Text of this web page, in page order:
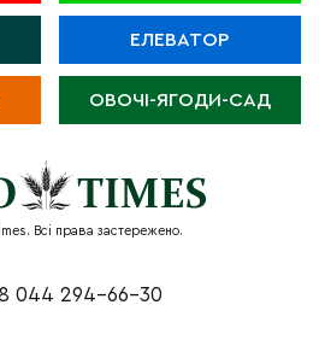
ЕЛЕВАТОР
ОВОЧІ-ЯГОДИ-САД
Всі права застережено.
044 294-66-30